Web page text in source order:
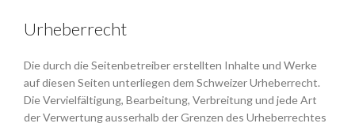
Urheberrecht
Die durch die Seitenbetreiber erstellten Inhalte und Werke
auf diesen Seiten unterliegen dem Schweizer Urheberrecht.
Die Vervielfältigung, Bearbeitung, Verbreitung und jede Art
der Verwertung ausserhalb der Grenzen des Urheberrechtes